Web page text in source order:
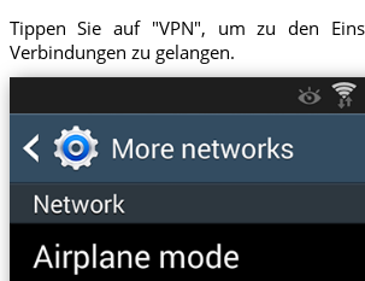
Tippen Sie auf "VPN", um zu den
Verbindungen zu gelangen.